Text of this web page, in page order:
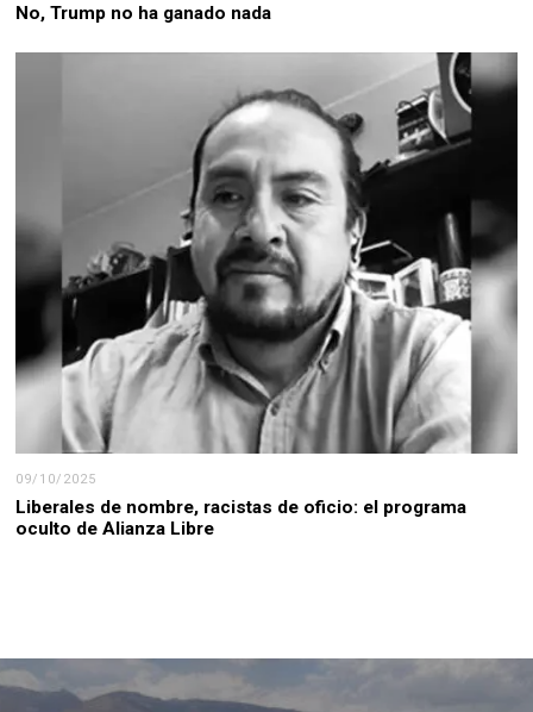
No, Trump no ha ganado nada
09/10/2025
Liberales de nombre, racistas de oficio: el programa
oculto de Alianza Libre